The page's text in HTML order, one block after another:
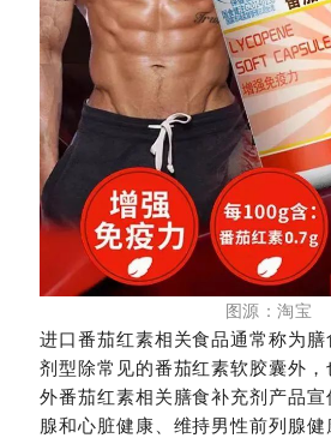
图源：淘宝
进口番茄红素相关食品通常称为
剂型除常见的番茄红素软胶囊外，
外番茄红素相关膳食补充剂产品宣
腺和心脏健康、维持男性前列腺